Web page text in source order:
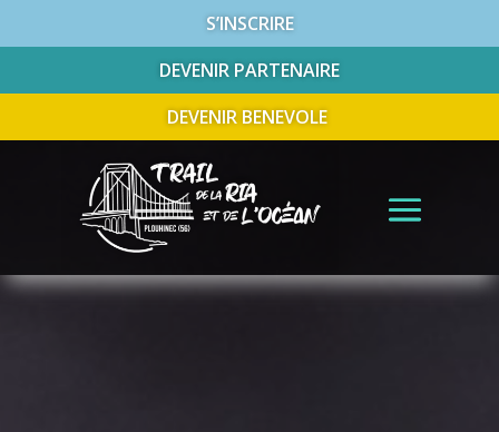
S’INSCRIRE
DEVENIR PARTENAIRE
DEVENIR BENEVOLE